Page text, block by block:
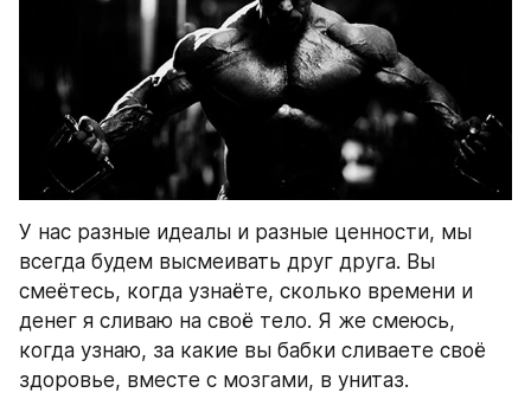
У нас разные идеалы и разные ценности, мы
всегда будем высмеивать друг друга. Вы
смеётесь, когда узнаёте, сколько времени и
денег я сливаю на своё тело. Я же смеюсь,
когда узнаю, за какие вы бабки сливаете своё
здоровье, вместе с мозгами, в унитаз.